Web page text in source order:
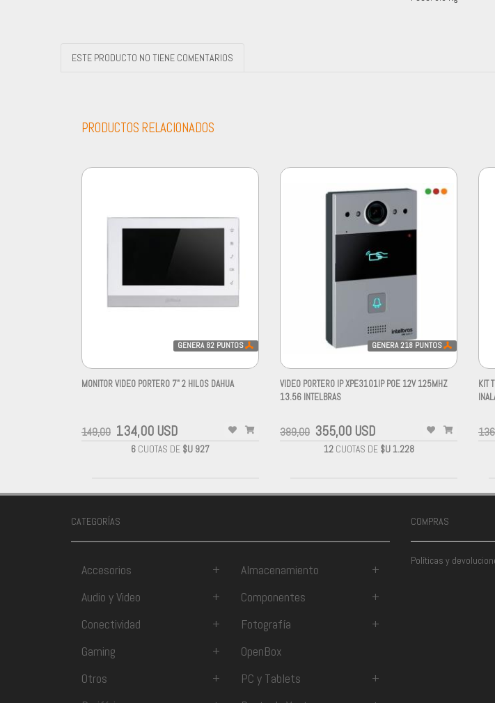
ESTE PRODUCTO NO TIENE COMENTARIOS
PRODUCTOS RELACIONADOS
GENERA 82 PUNTOS
MONITOR VIDEO PORTERO 7" 2 HILOS DAHUA
149,00 134,00 USD
6 CUOTAS DE $U 927
GENERA218 PUNTOS
VIDEO PORTERO IP XPE3101IP POE 12V 125MHZ
13.56 INTELBRAS
389,00 355,00 USD
12CUOTAS DE $U 1.228
KIT
CATEGORÍAS
Accesorios + Almacenamiento
+
Audio y Video
+ Componentes
+
Conectividad
+ Fotografía
+
Gaming
+
OpenBox
Otros
+ PC y Tablets
+
COMPRAS
Políticas y